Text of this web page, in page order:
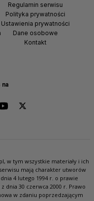
na
Regulamin serwisu
Polityka prywatności
Ustawienia prywatności
Dane osobowe
Kontakt
w tym wszystkie materiały i ich
mają charakter utworów
4 lutego 1994 r. o prawie
dnia 30 czerwca 2000 r. Prawo
w zdaniu poprzedzającym